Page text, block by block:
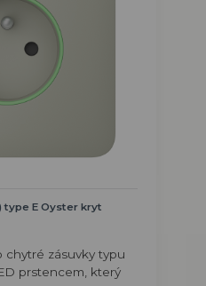
type E Oyster kryt
chytré zásuvky typu
prstencem, který